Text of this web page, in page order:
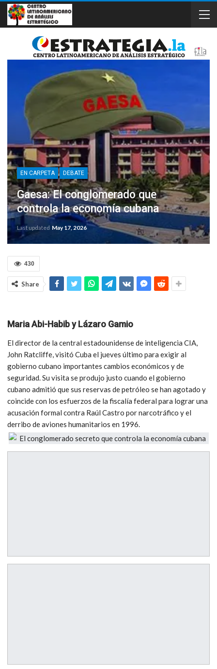
EN CARPETA DEBATE
Gaesa: El conglomerado que
controla la economía cubana
Last updated May 17, 2026
430
Share
Maria Abi-HabibyLázaro Gamio
El director de la central estadounidense de inteligencia CIA,
John Ratcliffe, visitó Cuba el jueves último para exigir al
gobierno cubano importantes cambios económicos y de
seguridad. Su visita se produjo justo cuando el gobierno
cubano admitió que sus reservas de petróleo se han agotado y
coincide con los esfuerzos de la fiscalía federal para lograr una
acusación formal contra Raúl Castro por narcotráfico y el
derribo de aviones humanitarios en 1996.